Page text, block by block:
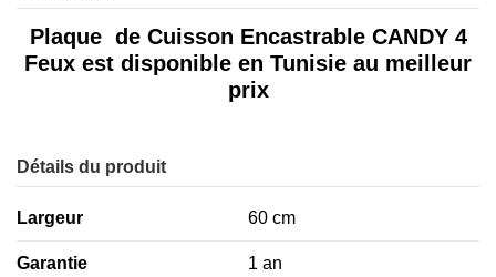
Plaque de Cuisson Encastrable CANDY 4
Feux est disponible en Tunisie au meilleur
prix
Détails du produit
Largeur 60 cm
Garantie 1 an